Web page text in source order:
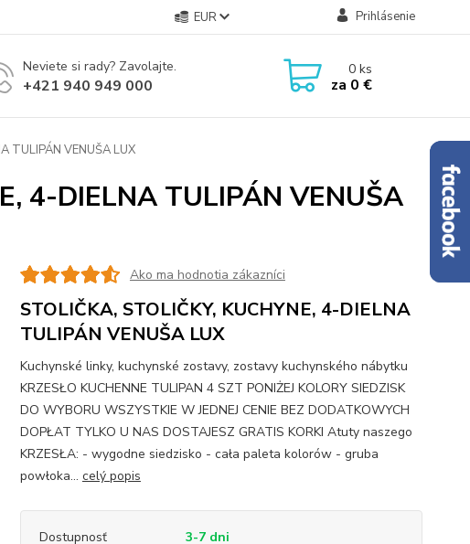
EUR Prihlásenie
Neviete si rady? Zavolajte.
+421 940 949 000
0ks
za 0 €
TULIPÁN VENUŠA LUX
4-DIELNA TULIPÁN VENUŠA
Ako ma hodnotia zákazníci
STOLIČKA, STOLIČKY, KUCHYNE, 4-DIELNA
TULIPÁN VENUŠA LUX
Kuchynské linky, kuchynské zostavy, zostavy kuchynského nábytku
KRZESŁO KUCHENNE TULIPAN 4 SZT PONIŻEJ KOLORY SIEDZISK
DO WYBORU WSZYSTKIE W JEDNEJ CENIE BEZ DODATKOWYCH
DOPŁAT TYLKO U NAS DOSTAJESZ GRATIS KORKI Atuty naszego
KRZESŁA: - wygodne siedzisko - cała paleta kolorów - gruba
powłoka... celý popis
Dostupnosť 3-7 dni